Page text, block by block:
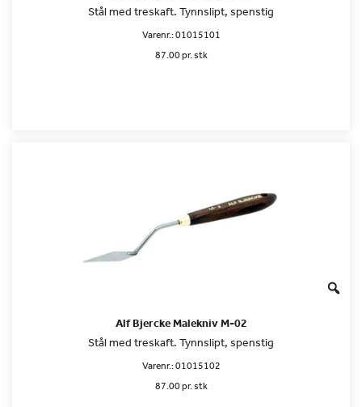
Stål med treskaft. Tynnslipt, spenstig
Varenr.:01015101
87.00 pr. stk
Alf Bjercke Malekniv M-02
Stål med treskaft. Tynnslipt, spenstig
Varenr.:01015102
87.00 pr. stk